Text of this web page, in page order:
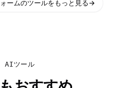
ームのツールをもっと見る→
AIツール